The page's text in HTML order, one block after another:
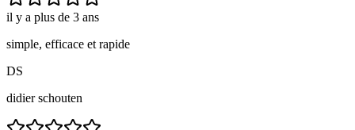
il y a plus de 3 ans
simple, efficace et rapide
DS
didier schouten